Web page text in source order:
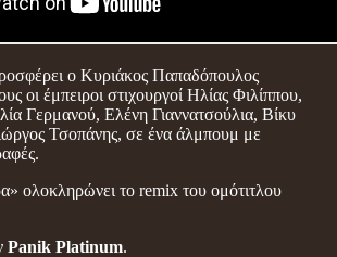
ο Κυριάκος Παπαδόπουλος
οι έμπειροι στιχουργοί Ηλίας Φιλίππου,
Γερμανού, Ελένη Γιαννατσούλια, Βίκυ
Τσοπάνης, σε ένα άλμπουμ με
ολοκληρώνει το remix του ομότιτλου
Panik Platinum.